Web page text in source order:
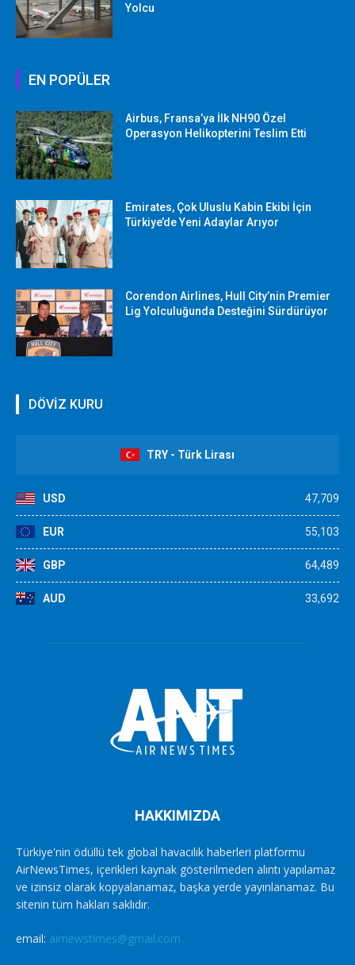
Yolcu
EN POPÜLER
Airbus, Fransa’ya İlk NH90 Özel
Operasyon Helikopterini Teslim Etti
Emirates, Çok Uluslu Kabin Ekibi İçin
Türkiye’de Yeni Adaylar Arıyor
Corendon Airlines, Hull City’nin Premier
Lig Yolculuğunda Desteğini Sürdürüyor
DÖVİZ KURU
TRY - Türk Lirası
USD 47,709
EUR 55,103
GBP 64,489
AUD 33,692
HAKKIMIZDA
Türkiye'nin ödüllü tek global havacılık haberleri platformu
AirNewsTimes, içerikleri kaynak gösterilmeden alıntı yapılamaz
ve izinsiz olarak kopyalanamaz, başka yerde yayınlanamaz. Bu
sitenin tüm hakları saklıdır.
email: airnewstimes@gmail.com